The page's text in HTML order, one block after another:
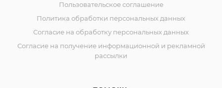
Пользовательское соглашение
Политика обработки персональных данных
Согласие на обработку персональных данных
Согласие на получение информационной и рекламной
рассылки